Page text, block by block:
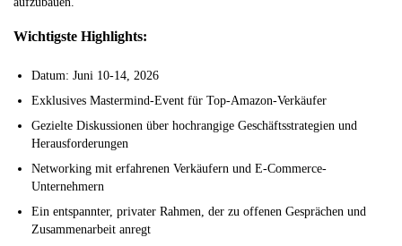
Wichtigste Highlights:
Datum: Juni 10-14, 2026
Exklusives Mastermind-Event für Top-Amazon-Verkäufer
Gezielte Diskussionen über hochrangige Geschäftsstrategien und
Herausforderungen
Networking mit erfahrenen Verkäufern und E-Commerce-
Unternehmern
Ein entspannter, privater Rahmen, der zu offenen Gesprächen und
Zusammenarbeit anregt